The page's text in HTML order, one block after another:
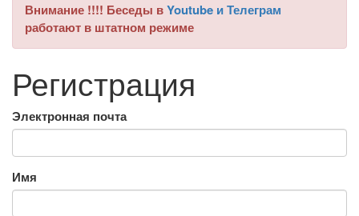
Внимание !!!! Беседы вYoutube и Телеграм
работают в штатном режиме
Регистрация
Электронная почта
Имя